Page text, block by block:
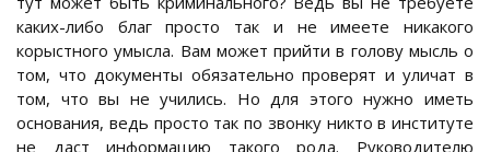
каких-либо благ просто так и не имеете никакого
корыстного умысла. Вам может прийти в голову мысль о
том, что документы обязательно проверят и уличат в
том, что вы не учились. Но для этого нужно иметь
основания, ведь просто так по звонку никто в институте
не даст информацию такого рода. Руководителю